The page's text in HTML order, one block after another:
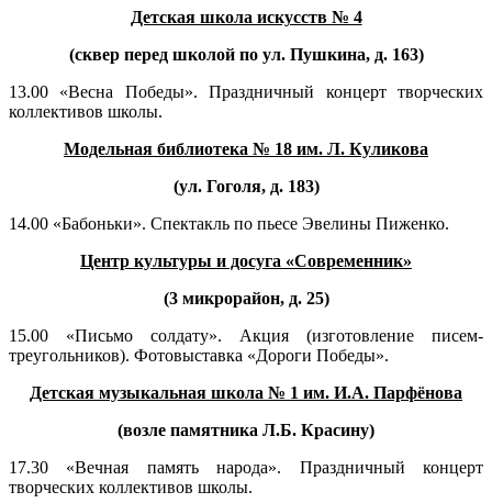
Детская школа искусств № 4
(сквер перед школой по ул. Пушкина, д. 163)
13.00 «Весна Победы». Праздничный концерт творческих
коллективов школы.
Модельная библиотека № 18 им. Л. Куликова
(ул. Гоголя, д. 183)
14.00 «Бабоньки». Спектакль по пьесе Эвелины Пиженко.
Центр культуры и досуга «Современник»
(3 микрорайон, д. 25)
15.00 «Письмо солдату». Акция (изготовление писем-
треугольников). Фотовыставка «Дороги Победы».
Детская музыкальная школа № 1 им. И.А. Парфёнова
(возле памятника Л.Б. Красину)
17.30 «Вечная память народа». Праздничный концерт
творческих коллективов школы.